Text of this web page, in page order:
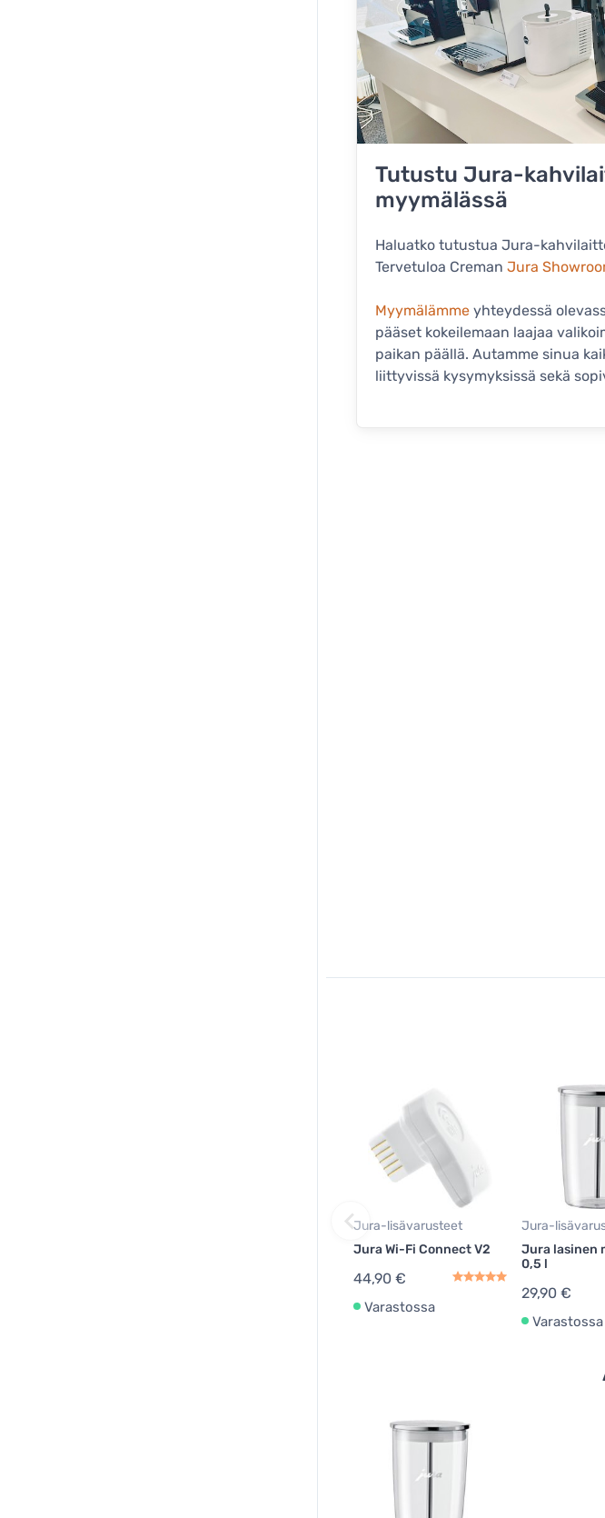
Tutustu Jura-
myymälässä
Haluatko tutustua Jura-
Tervetuloa Creman Jura
Myymälämme yhteydessä
pääset kokeilemaan laajaa
paikan päällä. Autamme sinua
liittyvissä kysymyksissä sekä
Jura-lisävarusteet
Jura Wi-Fi Connect V2
44,90 €
Varastossa
Jura-
Jura lasinen
0,5 l
29,90 €
Varastossa